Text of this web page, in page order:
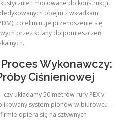
i mocowane do konstrukcji
obejm z wkładkami
co eliminuje przenoszenie się
przez ściany do pomieszczeń
Wykonawczy:
Ciśnieniowej
układamy 50 metrów rury PEX v
system pionów w biurowcu –
opiera się na sztywnych